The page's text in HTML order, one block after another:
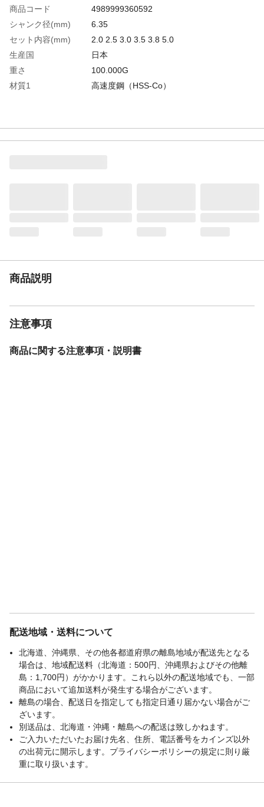
商品コード
4989999360592
シャンク径(mm)
6.35
セット内容(mm)
2.0 2.5 3.0 3.5 3.8 5.0
生産国
日本
重さ
100.000G
材質1
高速度鋼（HSS-Co）
商品説明
注意事項
商品に関する注意事項・説明書
配送地域・送料について
北海道、沖縄県、その他各都道府県の離島地域が配送先となる
場合は、地域配送料（北海道：500円、沖縄県およびその他離
島：1,700円）がかかります。これら以外の配送地域でも、一部
商品において追加送料が発生する場合がございます。
離島の場合、配送日を指定しても指定日通り届かない場合がご
ざいます。
別送品は、北海道・沖縄・離島への配送は致しかねます。
ご入力いただいたお届け先名、住所、電話番号をカインズ以外
の出荷元に開示します。プライバシーポリシーの規定に則り厳
重に取り扱います。